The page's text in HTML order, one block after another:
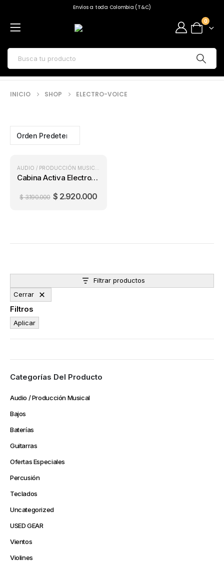
Envíos a toda Colombia (T&C)
0
INICIO SHOP ELECTRO-VOICE
PRECIO ONLINE
Cabina Activa Electro-Voice ZLX-12P G2
$3.190.000 $ 2.920.000
Filtrar productos
Cerrar
Filtros
Aplicar
Categorías Del Producto
Audio / Producción Musical
Bajos
Baterías
Guitarras
Ofertas Especiales
Percusión
Teclados
Uncategorized
USED GEAR
Vientos
Violines